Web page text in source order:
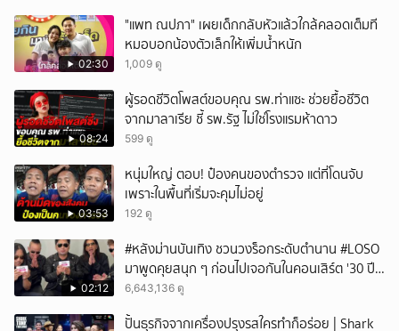
02:30
"แพท ณปภา" เผยเด็กกลับหัวแล้วใกล้คลอดเต็มที
หมอบอกน้องตัวเล็กให้เพิ่มน้ำหนัก
1,009 ดู
08:24
ผู้รอดชีวิตโพสต์ขอบคุณ รพ.ท่าแซะ ช่วยยื้อชีวิต
จากมาลาเรีย ชี้ รพ.รัฐ ไม่ใช่โรงแรมห้าดาว
599 ดู
03:53
หนุ่มใหญ่ ตอบ! ป๋องคนของตำรวจ แต่ที่โดนจับ
เพราะในพื้นที่เริ่มจะคุมไม่อยู่
192 ดู
02:12
#หลังม่านบันเทิง ชวนวงร็อกระดับตำนาน #LOSO
มาพูดคุยสนุก ๆ ก่อนไปเจอกันในคอนเสิร์ต '30 ปี
LOSO นานเท่าไรก็รอ'
6,643,136 ดู
ปั้นธุรกิจจากเครื่องปรุงรสใครทำก็อร่อย | Shark